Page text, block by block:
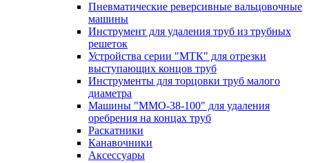
Пневматические реверсивные вальцовочные
машины
Инструмент для удаления труб из трубных
решеток
Устройства серии "МТК" для отрезки
выступающих концов труб
Инструменты для торцовки труб малого
диаметра
Машины "ММО-38-100" для удаления
оребрения на концах труб
Раскатники
Канавочники
Аксессуары